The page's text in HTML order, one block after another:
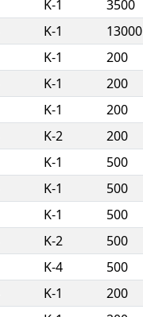
K-1 3500
K-1 13000
K-1 200
K-1 200
K-1 200
K-2 200
K-1 500
K-1 500
K-1 500
K-2 500
K-4 500
K-1 200